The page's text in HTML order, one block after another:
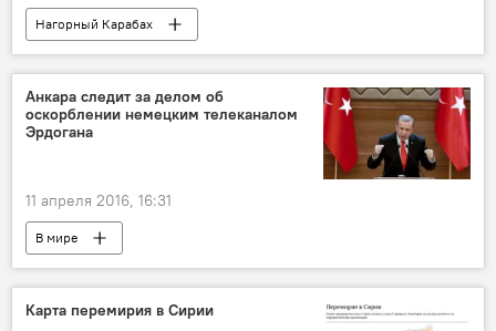
Нагорный Карабах
Анкара следит за делом об
оскорблении немецким телеканалом
Эрдогана
11 апреля 2016, 16:31
В мире
Карта перемирия в Сирии